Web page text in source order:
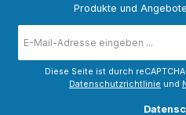
Produkte und
Mail-
Adresse
Diese Seite ist durch
Datenschutzrichtlinie und